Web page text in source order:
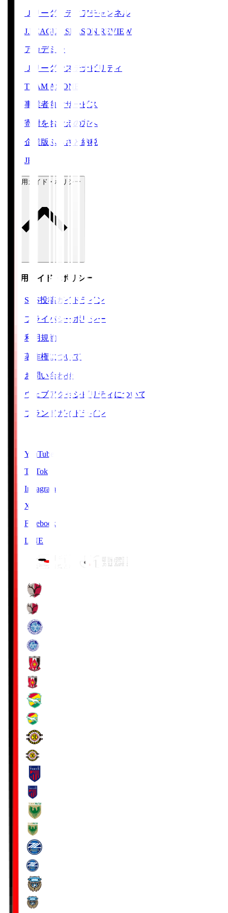
Ｊリーグメディアチャンネル
J.LEAGUE SEASON REVIEW
アカデミー
Ｊリーグサステナビリティ
TEAM AS ONE
事業者向けサービス
寄附をお考えの方へ
企業版ふるさと納税
JFA
ご利用ガイド・ポリシー
ご利用ガイド・ポリシー
SNS投稿ガイドライン
プライバシーポリシー
利用規約
著作権について
お問い合わせ
ウェブアクセシビリティについて
ブランドガイドライン
YouTube
TikTok
Instagram
X
Facebook
LINE